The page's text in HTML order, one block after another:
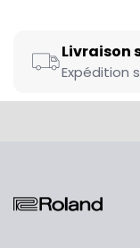
Livraison
Expédition